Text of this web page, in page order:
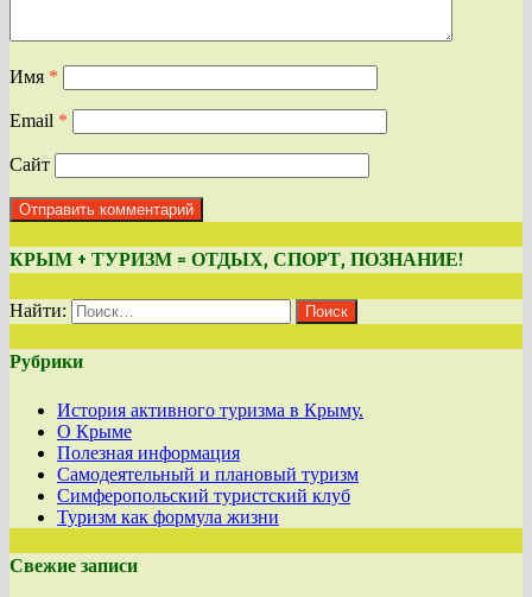
Имя *
Email *
Сайт
КРЫМ + ТУРИЗМ = ОТДЫХ, СПОРТ, ПОЗНАНИЕ!
Найти:
Рубрики
История активного туризма в Крыму.
О Крыме
Полезная информация
Самодеятельный и плановый туризм
Симферопольский туристский клуб
Туризм как формула жизни
Свежие записи